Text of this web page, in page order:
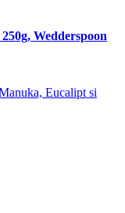
Wedderspoon